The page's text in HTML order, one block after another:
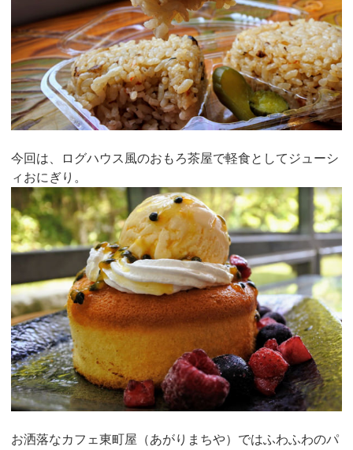
今回は、ログハウス風のおもろ茶屋で軽食としてジューシ
ィおにぎり。
お洒落なカフェ東町屋（あがりまちや）ではふわふわのパ